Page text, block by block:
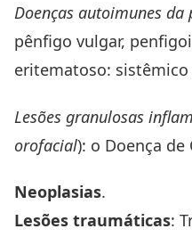
Doenças autoimunes da
pênfigo vulgar,
eritematoso: sistêmico
Lesões granulosas
orofacial): o Doença de
Neoplasias.
Lesões traumáticas: